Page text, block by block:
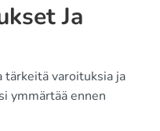
Ja
varoituksia ja
ymmärtää ennen